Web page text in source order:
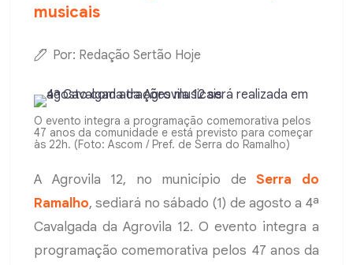
musicais
Por: Redação Sertão Hoje
O evento integra a programação comemorativa pelos
47 anos da comunidade e está previsto para começar
às 22h. (Foto: Ascom / Pref. de Serra do Ramalho)
A Agrovila 12, no município deSerra do
Ramalho, sediará no sábado (1) de agosto a 4ª
Cavalgada da Agrovila 12. O evento integra a
programação comemorativa pelos 47 anos da